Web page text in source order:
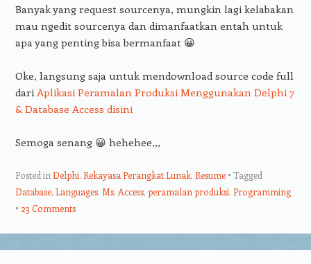
Banyak yang request sourcenya, mungkin lagi kelabakan
mau ngedit sourcenya dan dimanfaatkan entah untuk
apa yang penting bisa bermanfaat 😀
Oke, langsung saja untuk mendownload source code full
dari Aplikasi Peramalan Produksi Menggunakan Delphi 7
& Database Access disini
Semoga senang 😀 hehehee,,,
Posted in Delphi, Rekayasa Perangkat Lunak, Resume
Tagged
Database, Languages, Ms. Access, peramalan produksi, Programming
23 Comments